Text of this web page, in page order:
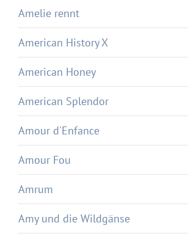
Amelie rennt
American History X
American Honey
American Splendor
Amour d'Enfance
Amour Fou
Amrum
Amy und die Wildgänse